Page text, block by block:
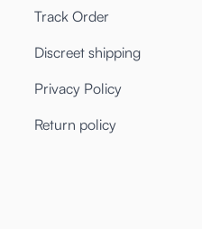
Track Order
Discreet shipping
Privacy Policy
Return policy